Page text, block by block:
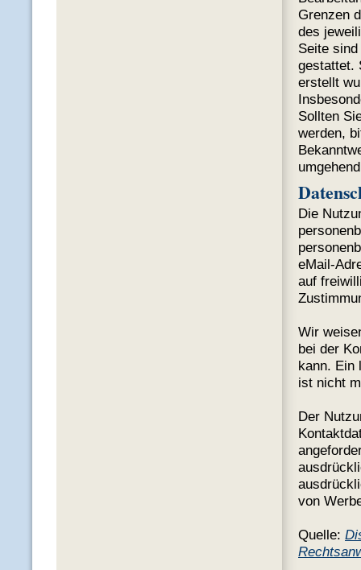
Grenzen
des
Seite
gestattet.
erstellt
Sollten
werden,
Die
eMail-
auf
Wir
bei der
kann. Ein
ist nicht
Der
von
Quelle: